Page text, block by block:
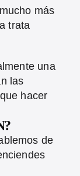
más
trata
una
las
hacer
de